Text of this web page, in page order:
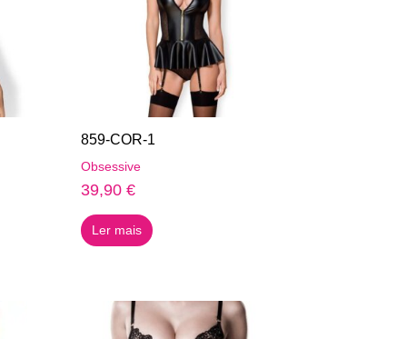
859-COR-1
Obsessive
39,90€
Ler mais